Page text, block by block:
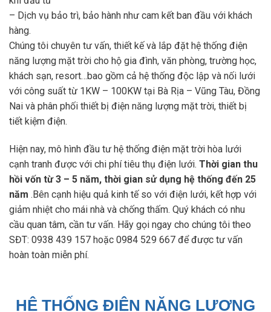
– Dịch vụ bảo trì, bảo hành như cam kết ban đầu với khách
hàng.
Chúng tôi chuyên tư vấn, thiết kế và lắp đặt hệ thống điện
năng lượng mặt trời cho hộ gia đình, văn phòng, trường học,
khách sạn, resort…bao gồm cả hệ thống độc lập và nối lưới
với công suất từ 1KW – 100KW tại Bà Rịa – Vũng Tàu, Đồng
Nai và phân phối thiết bị điện năng lượng mặt trời, thiết bị
tiết kiệm điện.
Hiện nay, mô hình đầu tư hệ thống điện mặt trời hòa lưới
cạnh tranh được với chi phí tiêu thụ điện lưới. Thời gian thu
hồi vốn từ 3 – 5 năm, thời gian sử dụng hệ thống đến 25
năm .Bên cạnh hiệu quả kinh tế so với điện lưới, kết hợp với
giảm nhiệt cho mái nhà và chống thấm. Quý khách có nhu
cầu quan tâm, cần tư vấn. Hãy gọi ngay cho chúng tôi theo
SĐT: 0938 439 157 hoặc 0984 529 667 để được tư vấn
hoàn toàn miễn phí.
HỆ THỐNG ĐIỆN NĂNG LƯỢNG